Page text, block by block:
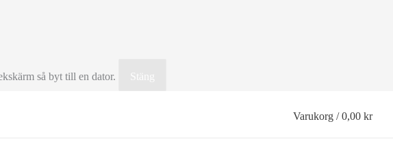
så byt till en dator. Stäng
Varukorg /0,00kr